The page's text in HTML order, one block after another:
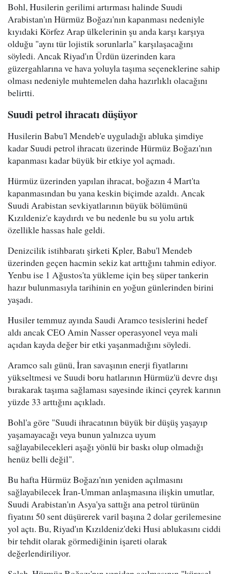
Bohl, Husilerin gerilimi artırması halinde Suudi
Arabistan'ın Hürmüz Boğazı'nın kapanması nedeniyle
kıyıdaki Körfez Arap ülkelerinin şu anda karşı karşıya
olduğu "aynı tür lojistik sorunlarla" karşılaşacağını
söyledi. Ancak Riyad'ın Ürdün üzerinden kara
güzergahlarına ve hava yoluyla taşıma seçeneklerine sahip
olması nedeniyle muhtemelen daha hazırlıklı olacağını
belirtti.
Suudi petrol ihracatı düşüyor
Husilerin Babu'l Mendeb'e uyguladığı abluka şimdiye
kadar Suudi petrol ihracatı üzerinde Hürmüz Boğazı'nın
kapanması kadar büyük bir etkiye yol açmadı.
Hürmüz üzerinden yapılan ihracat, boğazın 4 Mart'ta
kapanmasından bu yana keskin biçimde azaldı. Ancak
Suudi Arabistan sevkiyatlarının büyük bölümünü
Kızıldeniz'e kaydırdı ve bu nedenle bu su yolu artık
özellikle hassas hale geldi.
Denizcilik istihbaratı şirketi Kpler, Babu'l Mendeb
üzerinden geçen hacmin sekiz kat arttığını tahmin ediyor.
Yenbu ise 1 Ağustos'ta yükleme için beş süper tankerin
hazır bulunmasıyla tarihinin en yoğun günlerinden birini
yaşadı.
Husiler temmuz ayında Saudi Aramco tesislerini hedef
aldı ancak CEO Amin Nasser operasyonel veya mali
açıdan kayda değer bir etki yaşanmadığını söyledi.
Aramco salı günü, İran savaşının enerji fiyatlarını
yükseltmesi ve Suudi boru hatlarının Hürmüz'ü devre dışı
bırakarak taşıma sağlaması sayesinde ikinci çeyrek karının
yüzde 33 arttığını açıkladı.
Bohl'a göre "Suudi ihracatının büyük bir düşüş yaşayıp
yaşamayacağı veya bunun yalnızca uyum
sağlayabilecekleri aşağı yönlü bir baskı olup olmadığı
henüz belli değil".
Bu hafta Hürmüz Boğazı'nın yeniden açılmasını
sağlayabilecek İran-Umman anlaşmasına ilişkin umutlar,
Suudi Arabistan'ın Asya'ya sattığı ana petrol türünün
fiyatını 50 sent düşürerek varil başına 2 dolar gerilemesine
yol açtı. Bu, Riyad'ın Kızıldeniz'deki Husi ablukasını ciddi
bir tehdit olarak görmediğinin işareti olarak
değerlendiriliyor.